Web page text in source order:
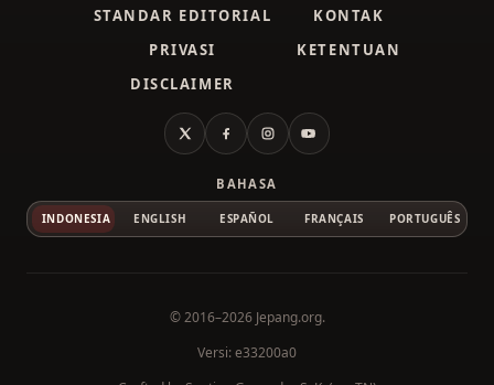
STANDAR EDITORIAL
KONTAK
PRIVASI
KETENTUAN
DISCLAIMER
X FacebookInstagramYouTube
BAHASA
INDONESIA ENGLISH ESPAÑOL FRANÇAIS PORTUGUÊS
© 2016–2026 Jepang.org.
Versi: e33200a0